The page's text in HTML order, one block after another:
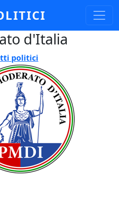
d'Italia
politici